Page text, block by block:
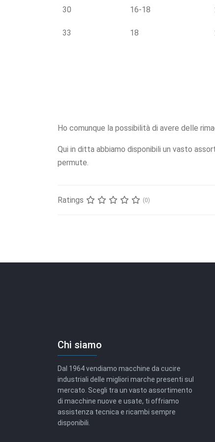
30 16-18
33 18
Ho comunque la possibilità di avere delle
Qui in ditta abbiamo disponibili un vasto
permute.
Ratings (0)
Chi siamo
Dal 1964 vendiamo macchine da cucire
industriali delle migliori marche presenti sul
mercato. Scegli tra un vasto assortimento
di macchine nuove e usate, ti offriamo
assistenza tecnica e ricambi sempre
disponibili.